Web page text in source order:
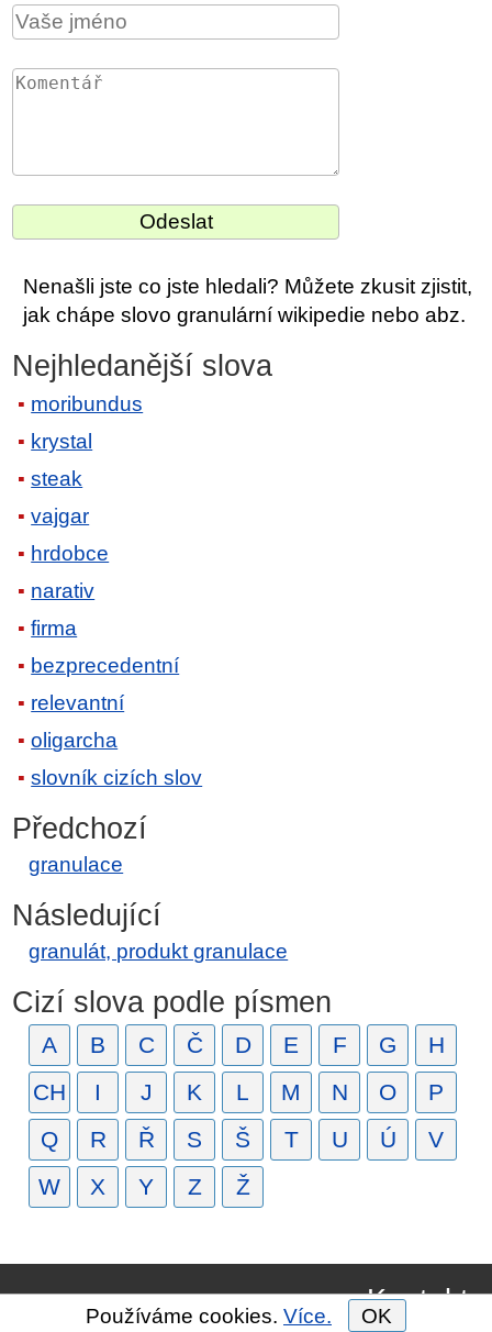
Nenašli jste co jste hledali? Můžete zkusit zjistit,
jak chápe slovo granulární wikipedie nebo abz.
Nejhledanější slova
moribundus
krystal
steak
vajgar
hrdobce
narativ
firma
bezprecedentní
relevantní
oligarcha
slovník cizích slov
Předchozí
granulace
Následující
granulát, produkt granulace
Cizí slova podle písmen
A B C Č D E F G
H
CH
I J K L M N O
P
Q
R Ř S Š T U Ú
V
W
X Y Z Ž
Kontakt
Používáme cookies. Více. OK